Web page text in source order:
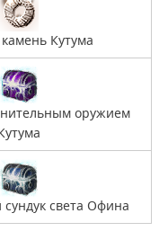
Кутума
оружием
света Офина